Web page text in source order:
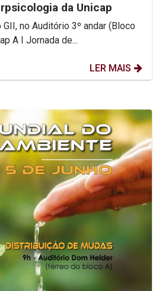
da Unicap
no Auditório 3º andar (Bloco
G4) e no Youtube Unicap A I Jornada de...
LER MAIS